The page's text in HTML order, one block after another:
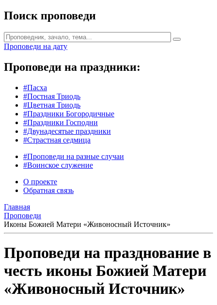
Поиск проповеди
Проповеди на дату
Проповеди на праздники:
#Пасха
#Постная Триодь
#Цветная Триодь
#Праздники Богородичные
#Праздники Господни
#Двунадесятые праздники
#Страстная седмица
#Проповеди на разные случаи
#Воинское служение
О проекте
Обратная связь
Главная
Проповеди
Иконы Божией Матери «Живоносный Источник»
Проповеди на празднование в
честь иконы Божией Матери
«Живоносный Источник»